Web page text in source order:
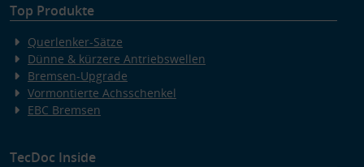
Top Produkte
Querlenker-Sätze
Dünne & kürzere Antriebswellen
Bremsen-Upgrade
Vormontierte Achsschenkel
EBC Bremsen
TecDoc Inside